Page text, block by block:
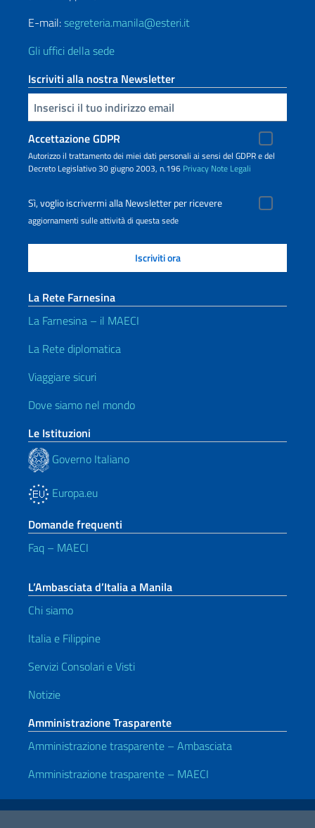
E-mail:segreteria.manila@esteri.it
Gli uffici della sede
Iscriviti alla nostra Newsletter
Inserisci la tua email
Accettazione GDPR
Autorizzo il trattamento dei miei dati personali ai sensi del GDPR e del
Decreto Legislativo 30 giugno 2003, n.196 Privacy Note Legali
Sì, voglio iscrivermi alla Newsletter per ricevere
aggiornamenti sulle attività di questa sede
La Rete Farnesina
La Farnesina – il MAECI
La Rete diplomatica
Viaggiare sicuri
Dove siamo nel mondo
Le Istituzioni
Governo Italiano
Europa.eu
Domande frequenti
Faq – MAECI
L’Ambasciata d’Italia a Manila
Chi siamo
Italia e Filippine
Servizi Consolari e Visti
Notizie
Amministrazione Trasparente
Amministrazione trasparente – Ambasciata
Amministrazione trasparente – MAECI
Link Utili